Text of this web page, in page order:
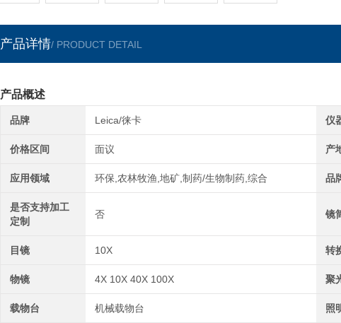
产品详情/ PRODUCT DETAIL
产品概述
品牌 Leica/徕卡 仪
价格区间 面议 产
应用领域 环保,农林牧渔,地矿,制药/生物制药,综合 品
是否支持加工
定制
否 镜
目镜 10X 转
物镜 4X 10X 40X 100X 聚
载物台 机械载物台 照